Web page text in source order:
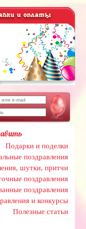
и оплаты
Подарки и поделки
поздравления
шутки, притчи
поздравления
поздравления
и конкурсы
Полезные статьи